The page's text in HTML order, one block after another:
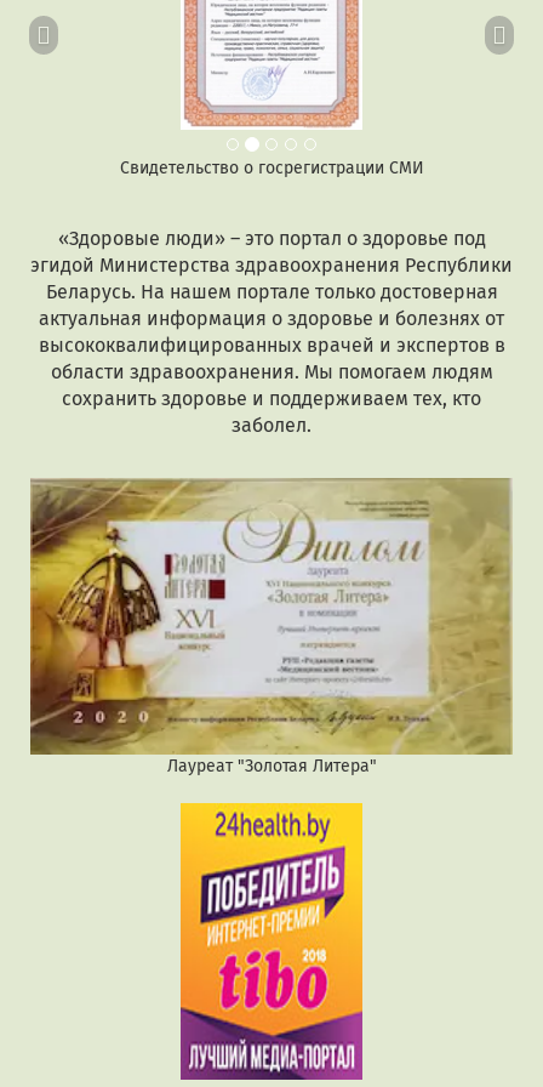
Свидетельство о госрегистрации СМИ
«Здоровые люди» – это портал о здоровье под
эгидой Министерства здравоохранения Республики
Беларусь. На нашем портале только достоверная
актуальная информация о здоровье и болезнях от
высококвалифицированных врачей и экспертов в
области здравоохранения. Мы помогаем людям
сохранить здоровье и поддерживаем тех, кто
заболел.
Лауреат "Золотая Литера"